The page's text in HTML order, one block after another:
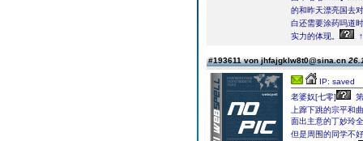
的和昨天漂亮国去
白还需要涂药吗道
实力的体现。
#193611 von jhfajgklw8t0@sina.cn
IP: saved
老婆奴[七零]
上蹿下跳的宗平和
面出主意的丁妙玲
但是周围的同学不